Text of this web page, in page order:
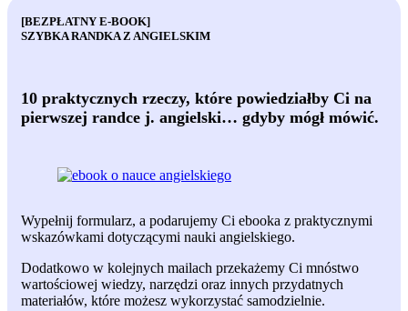
[BEZPŁATNY E-BOOK]
SZYBKA RANDKA Z ANGIELSKIM
10 praktycznych rzeczy, które powiedziałby Ci na
pierwszej randce j. angielski… gdyby mógł mówić.
Wypełnij formularz, a podarujemy Ci ebooka z praktycznymi
wskazówkami dotyczącymi nauki angielskiego.
Dodatkowo w kolejnych mailach przekażemy Ci mnóstwo
wartościowej wiedzy, narzędzi oraz innych przydatnych
materiałów, które możesz wykorzystać samodzielnie.